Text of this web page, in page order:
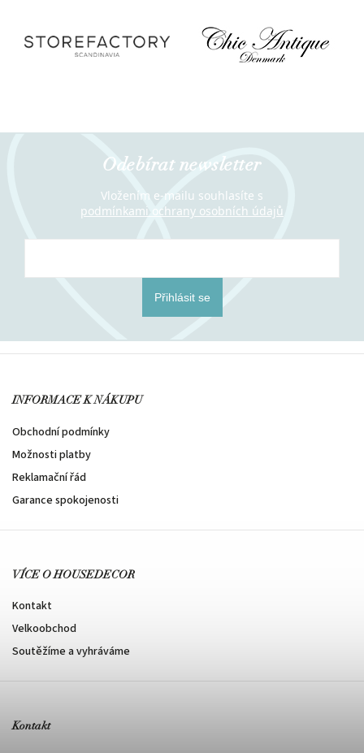
Odebírat newsletter
Vložením e-mailu souhlasíte s
podmínkami ochrany osobních údajů
Přihlásit se
INFORMACE K NÁKUPU
Obchodní podmínky
Možnosti platby
Reklamační řád
Garance spokojenosti
VÍCE O HOUSEDECOR
Kontakt
Velkoobchod
Soutěžíme a vyhráváme
Kontakt